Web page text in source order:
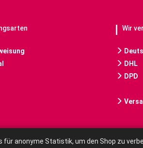
Wir
DHL
DPD
für anonyme Statistik, um den Shop zu